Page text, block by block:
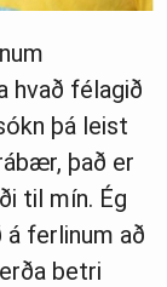
hvað félagið
þá leist
það er
til mín. Ég
á ferlinum að
betri